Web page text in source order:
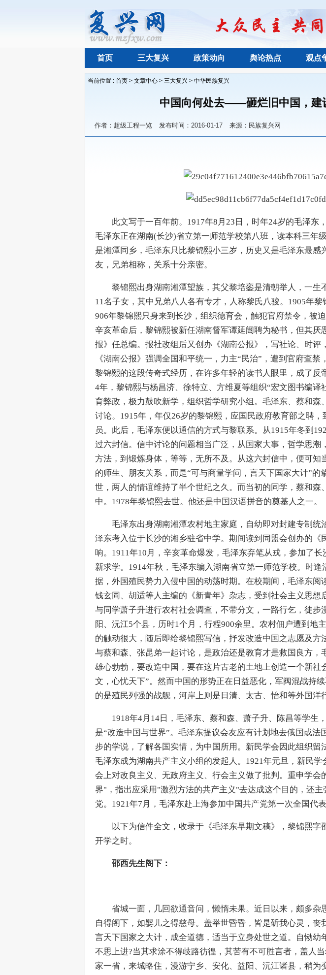
首页 三大复兴 政策动向 舆论热点 观点
当前位置 : 首页 > 文章中心 > 三大复兴 > 中华民族复兴
中国向何处去——砸烂旧中国，建
作者：超级工程一览 发布时间：2016-01-17 来源：民族复兴网
此文写于一百年前。1917年8月23日，时年24岁的毛泽东
毛泽东正在湖南(长沙)省立第一师范学校第八班，读本科三年
是湘潭同乡，毛泽东只比黎锦熙小三岁，历史又是毛泽东最感
友，兄弟相称，关系十分亲密。
黎锦熙出身湖南湘潭望族，其父黎培銮是清朝举人，一生
11名子女，其中兄弟八人各有专才，人称黎氏八骏。1905年
906年黎锦熙只身来到长沙，组织德育会，触犯官府禁令，被
辛亥革命后，黎锦熙被新任湖南督军谭延闿聘为秘书，但其厌
报》任总编。报社改组后又创办《湖南公报》，写社论、时评
《湖南公报》强调全国和平统一，力主“民治”，遭到官府查
黎锦熙的这段传奇式经历，在许多年轻的读书人眼里，成了反
4年，黎锦熙与杨昌济、徐特立、方维夏等组织“宏文图书编译
育弊政，极力鼓吹新学，组织哲学研究小组。毛泽东、蔡和森
讨论。1915年，年仅26岁的黎锦熙，应国民政府教育部之聘
员。此后，毛泽东便以通信的方式与黎联系。从1915年冬到
过六封信。信中讨论的问题相当广泛，从国家大事，哲学思潮
方法，到锻炼身体，等等，无所不及。从这六封信中，便可知
的师生、朋友关系，而是“可与商量学问，言天下国家大计”的
世，两人的情谊维持了半个世纪之久。而当初的同学，蔡和森
中。1978年黎锦熙去世。他还是中国汉语拼音的奠基人之一。
毛泽东出身湖南湘潭农村地主家庭，自幼即对封建专制统
泽东考入位于长沙的湘乡驻省中学。期间读到同盟会创办的《
响。1911年10月，辛亥革命爆发，毛泽东弃笔从戎，参加了
新求学。1914年秋，毛泽东编入湖南省立第一师范学校。时逢
据，外国殖民势力入侵中国的动荡时期。在校期间，毛泽东阅
钱玄同、胡适等人主编的《新青年》杂志，受到社会主义思想
与同学萧子升进行农村社会调查，不带分文，一路行乞，徒步
阳、沅江5个县，历时1个月，行程900余里。农村佃户遭到地
的触动很大，随后即给黎锦熙写信，抒发改造中国之志愿及方
与蔡和森、张昆弟一起讨论，是政治还是教育才是救国良方，
雄心勃勃，要改造中国，要在这片古老的土地上创造一个新社
文，心忧天下”。然而中国的形势正在日益恶化，军阀混战持
的是殖民列强的战舰，河岸上则是日清、太古、怡和等外国洋
1918年4月14日，毛泽东、蔡和森、萧子升、陈昌等学生
是“改造中国与世界”。毛泽东提议会友应有计划地去俄国或法
步的学说，了解各国实情，为中国所用。新民学会因此组织留
毛泽东成为湖南共产主义小组的发起人。1921年元旦，新民学
会上对改良主义、无政府主义、行会主义做了批判。重申学会
界"，指出应采用"激烈方法的共产主义"去达成这个目的，还
党。1921年7月，毛泽东赴上海参加中国共产党第一次全国代
以下为信件全文，收录于《毛泽东早期文稿》，黎锦熙字
开学之时。
邵西先生阁下：
省城一面，几回欲通音问，懒惰未果。近日以来，颇多杂
自得阁下，如婴儿之得慈母。盖举世昏昏，皆是斫我心灵，丧
言天下国家之大计，成全道德，适当于立身处世之道。自恸幼
不思上进?当其求涂不得歧路彷徨，其苦有不可胜言者，盖人
家一省，来城略住，漫游宁乡、安化、益阳、沅江诸县，稍为